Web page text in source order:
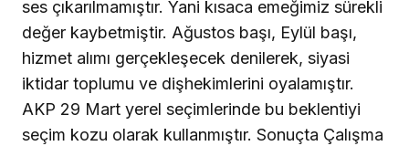
ses çıkarılmamıştır. Yani kısaca emeğimiz sürekli
değer kaybetmiştir. Ağustos başı, Eylül başı,
hizmet alımı gerçekleşecek denilerek, siyasi
iktidar toplumu ve dişhekimlerini oyalamıştır.
AKP 29 Mart yerel seçimlerinde bu beklentiyi
seçim kozu olarak kullanmıştır. Sonuçta Çalışma